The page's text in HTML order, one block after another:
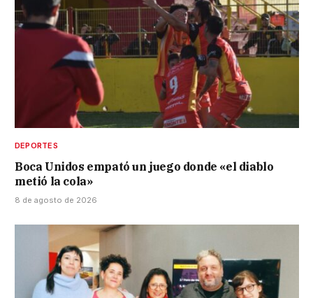
DEPORTES
Boca Unidos empató un juego donde «el diablo
metió la cola»
8 de agosto de 2026